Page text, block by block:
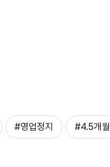
#영업정지 #4.5개월